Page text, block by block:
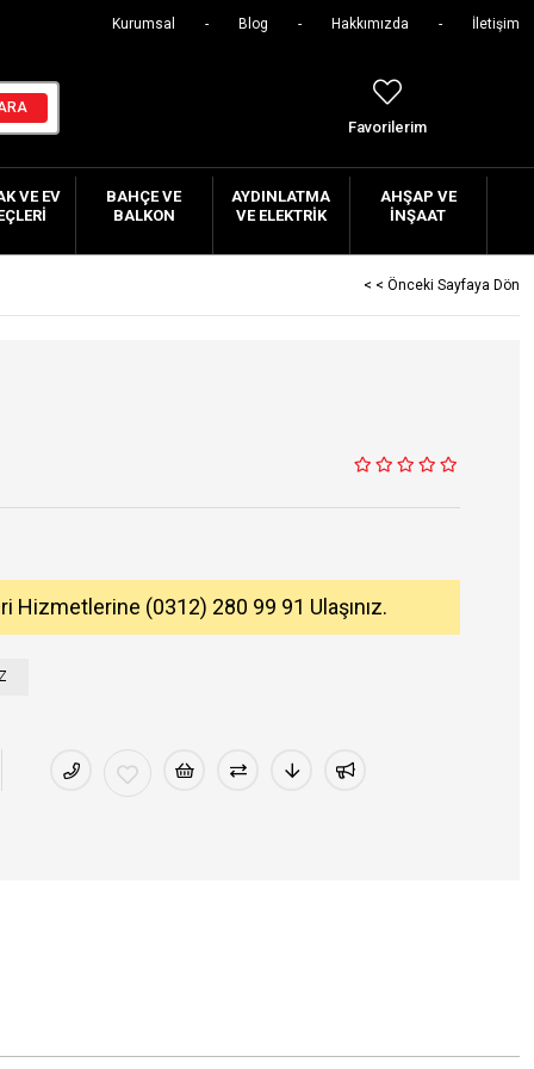
Kurumsal Blog Hakkımızda İletişim
Favorilerim
VE EV
BAHÇE VE
BALKON
AYDINLATMA
VE ELEKTRIK
AHŞAP VE
İNŞAAT
< < Önceki Sayfaya Dön
Hizmetlerine (0312) 280 99 91 Ulaşınız.